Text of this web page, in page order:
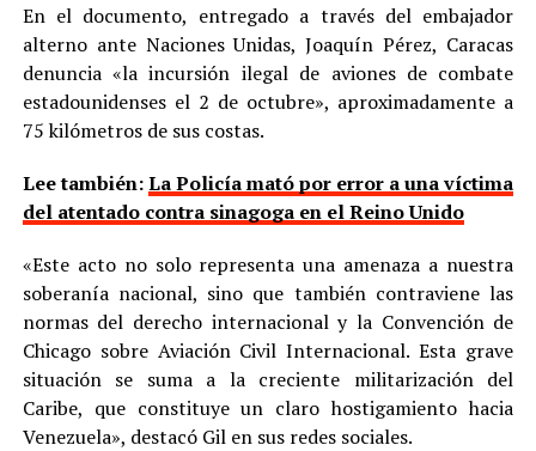
En el documento, entregado a través del embajador
alterno ante Naciones Unidas, Joaquín Pérez, Caracas
denuncia «la incursión ilegal de aviones de combate
estadounidenses el 2 de octubre», aproximadamente a
75 kilómetros de sus costas.
Lee también:La Policía mató por error a una víctima
del atentado contra sinagoga en el Reino Unido
«Este acto no solo representa una amenaza a nuestra
soberanía nacional, sino que también contraviene las
normas del derecho internacional y la Convención de
Chicago sobre Aviación Civil Internacional. Esta grave
situación se suma a la creciente militarización del
Caribe, que constituye un claro hostigamiento hacia
Venezuela», destacó Gil en sus redes sociales.